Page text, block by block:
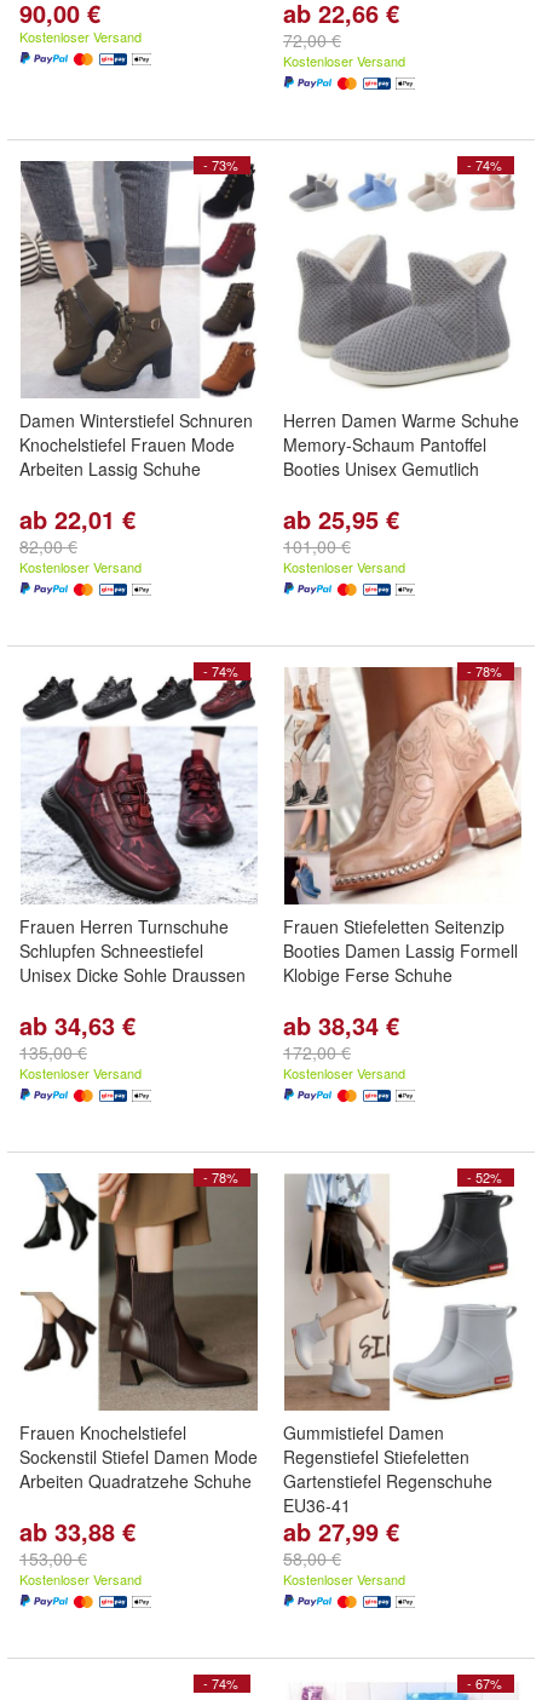
90,00 €
Kostenloser Versand
ab 22,66 €
72,00 €
Kostenloser Versand
- 73%
Damen Winterstiefel Schnuren
Knochelstiefel Frauen Mode
Arbeiten Lassig Schuhe
ab 22,01 €
82,00 €
Kostenloser Versand
- 74%
Herren Damen Warme Schuhe
Memory-Schaum Pantoffel
Booties Unisex Gemutlich
ab 25,95 €
101,00 €
Kostenloser Versand
- 74%
Frauen Herren Turnschuhe
Schlupfen Schneestiefel
Unisex Dicke Sohle Draussen
ab 34,63 €
135,00 €
Kostenloser Versand
- 78%
Frauen Stiefeletten Seitenzip
Booties Damen Lassig Formell
Klobige Ferse Schuhe
ab 38,34 €
172,00 €
Kostenloser Versand
- 78%
Frauen Knochelstiefel
Sockenstil Stiefel Damen Mode
Arbeiten Quadratzehe Schuhe
ab 33,88 €
153,00 €
Kostenloser Versand
- 52%
Gummistiefel Damen
Regenstiefel Stiefeletten
Gartenstiefel Regenschuhe
EU36-41
ab 27,99 €
58,00 €
Kostenloser Versand
- 74% - 67%